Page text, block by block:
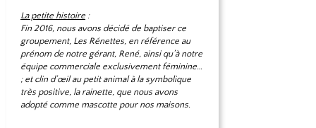
La petite histoire:
Fin 2016, nous avons décidé de baptiser ce
groupement, Les Rénettes, en référence au
prénom de notre gérant, René, ainsi qu’à notre
équipe commerciale exclusivement féminine…
; et clin d’œil au petit animal à la symbolique
très positive, la rainette, que nous avons
adopté comme mascotte pour nos maisons.